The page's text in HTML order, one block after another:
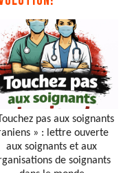
pas aux soignants
» : lettre ouverte
aux soignants et aux
de soignants